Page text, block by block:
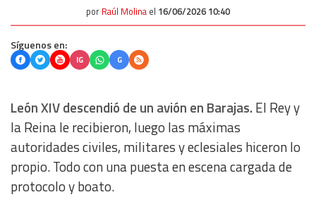
por Raúl Molina el 16/06/2026 10:40
Síguenos en:
IG G
León XIV descendió de un avión en Barajas. El Rey y
la Reina le recibieron, luego las máximas
autoridades civiles, militares y eclesiales hiceron lo
propio. Todo con una puesta en escena cargada de
protocolo y boato.